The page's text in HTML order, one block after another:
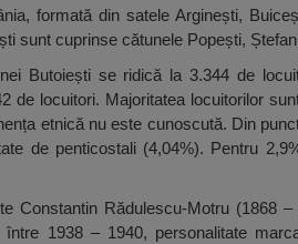
formată din satele Arginești,
sunt cuprinse cătunele Popești,
Butoiești se ridică la 3.344 de
de locuitori. Majoritatea locuitorilor
etnică nu este cunoscută. Din
de penticostali (4,04%). Pentru
Constantin Rădulescu-Motru (1868 –
1938 – 1940, personalitate